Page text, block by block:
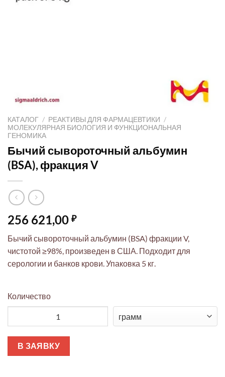
КАТАЛОГ / РЕАКТИВЫ ДЛЯ ФАРМАЦЕВТИКИ /
МОЛЕКУЛЯРНАЯ БИОЛОГИЯ И ФУНКЦИОНАЛЬНАЯ
ГЕНОМИКА
Бычий сывороточный альбумин
(BSA), фракция V
256 621,00 ₽
Бычий сывороточный альбумин (BSA) фракции V,
чистотой ≥98%, произведен в США. Подходит для
серологии и банков крови. Упаковка 5 кг.
Количество
В ЗАЯВКУ